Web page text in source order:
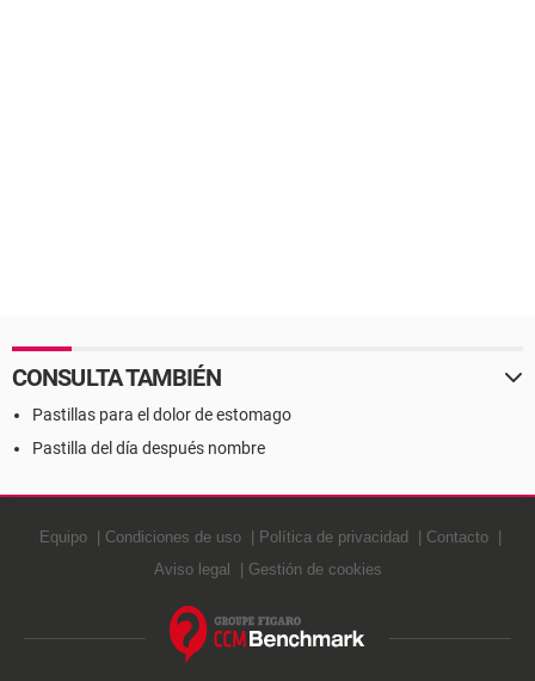
CONSULTA TAMBIÉN
Pastillas para el dolor de estomago
Pastilla del día después nombre
Equipo Condiciones de uso Política de privacidad
Contacto
Aviso legal
Gestión de cookies